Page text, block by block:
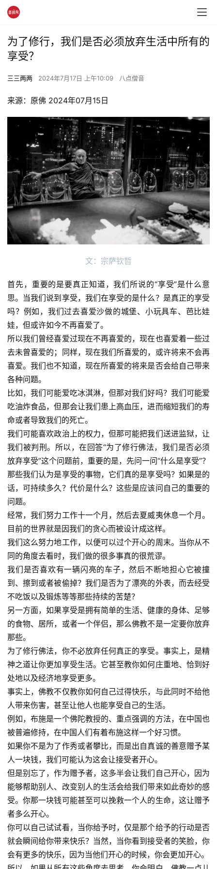
资
讯
八
点
音
高
僧
访
谈
心
为了修行，我们是否必须放弃生活中所有的
享受？
三三两两 2024年7月17日 上午10:09 八点僧音
来源：原佛 2024年07月15日
文：宗萨钦哲
首先，重要的是要真正知道，我们所说的“享受”是什么意
思。当我们说到享受，我们在享受的是什么？是真正的享受
吗？例如，我们过去喜爱沙做的城堡、小玩具车、芭比娃
娃，但或许如今不再喜爱了。
所以我们曾经喜爱过现在不再喜爱的，现在也喜爱着一些过
去未曾喜爱的；同样，现在我们所喜爱的，或许将来不会再
喜爱。我们也不知道，现在所喜爱的将来是否会给自己带来
各种问题。
比如，我们可能爱吃冰淇淋，但那对我们好吗？我们可能爱
吃油炸食品，但那会让我们患上高血压，进而缩短我们的寿
命或者导致我们的死亡。
我们可能喜欢政治上的权力，但那可能把我们送进监狱，让
我们被判刑。所以，在回答“为了修行佛法，我们是否必须
放弃享受”这个问题前，重要的是，先问一问“什么是享受”？
那些我们认为是享受的事物，它们真的是享受吗？如果是的
话，可持续多久？代价是什么？这些是应该问自己的重要的
问题。
经常，我们努力工作十一个月，然后去夏威夷休息一个月。
目前的世界就是因我们的贪心而被设计成这样。
我们这么努力地工作，以便可以过个开心的周末。当你从不
同的角度去看时，我们做的很多事真的很荒谬。
我们是否喜欢有一辆闪亮的车子，然后不断地担心它被撞
到、擦到或者被偷掉？我们是否为了漂亮的外表，而去经受
不吃饭以及锻炼等等那些持续的苦楚？
另一方面，如果享受是拥有简单的生活、健康的身体、足够
的食物、居所，或者一个伴侣，那么佛教不是一定要你放弃
那些。
为了修行佛法，你不必放弃任何真正的享受。事实上，是精
神之道让你更加享受生活。它甚至教你如何庄重地、恰到好
处地以及经济地享受更多。
事实上，佛教不仅教你如何自己过得快乐，与此同时不给他
人带来伤害，甚至让他人也能享受自己的生活。
例如，布施是一个佛陀教授的、重点强调的方法，在中国也
被普遍修持，在中国人们有着布施这样一个好习惯。
如果你不是为了作秀或者攀比，而是出自真诚的善意赠予某
人一块钱，我们可能认为这会让接受者开心。
但是别忘了，作为赠予者，这多半会让我们自己开心，因为
能够帮助别人、改变别人的生活会给我们带来如此奇妙的感
受。你那一块钱可能甚至可以挽救一个人的生命，这让赠予
者多么开心。
你可以自己试试看，当你给予时，仅是那个给予的行动是否
就会瞬间给你带来快乐？当然，当你看到接受者的笑脸，你
会有更多的快乐，因为当他们开心的时候，你会更加开心。